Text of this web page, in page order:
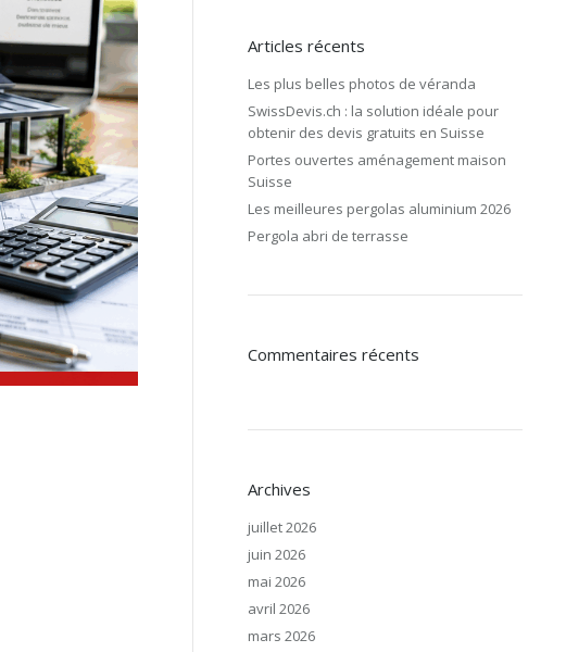
Articles récents
Les plus belles photos de véranda
SwissDevis.ch : la solution idéale pour
obtenir des devis gratuits en Suisse
Portes ouvertes aménagement maison
Suisse
Les meilleures pergolas aluminium 2026
Pergola abri de terrasse
Commentaires récents
Archives
juillet 2026
juin 2026
mai 2026
avril 2026
mars 2026